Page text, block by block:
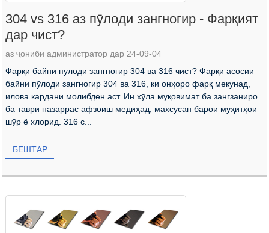
304 vs 316 аз пӯлоди зангногир - Фарқият
дар чист?
аз ҷониби администратор дар 24-09-04
Фарқи байни пӯлоди зангногир 304 ва 316 чист? Фарқи асосии
байни пӯлоди зангногир 304 ва 316, ки онҳоро фарқ мекунад,
илова кардани молибден аст. Ин хӯла муқовимат ба зангзаниро
ба таври назаррас афзоиш медиҳад, махсусан барои муҳитҳои
шӯр ё хлорид. 316 с...
БЕШТАР